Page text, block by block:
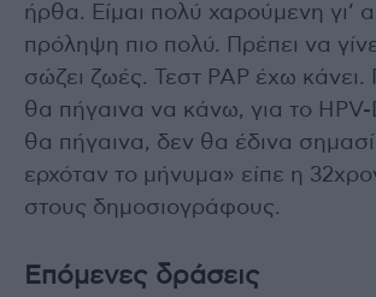
ήρθα. Είμαι πολύ χαρούμενη γι’
πρόληψη πιο πολύ. Πρέπει να
σώζει ζωές. Τεστ PAP έχω κάνει.
θα πήγαινα να κάνω, για το
θα πήγαινα, δεν θα έδινα
ερχόταν το μήνυμα» είπε η
στους δημοσιογράφους.
Επόμενες δράσεις